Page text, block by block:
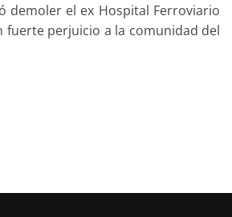
demoler el ex Hospital Ferroviario
fuerte perjuicio a la comunidad del